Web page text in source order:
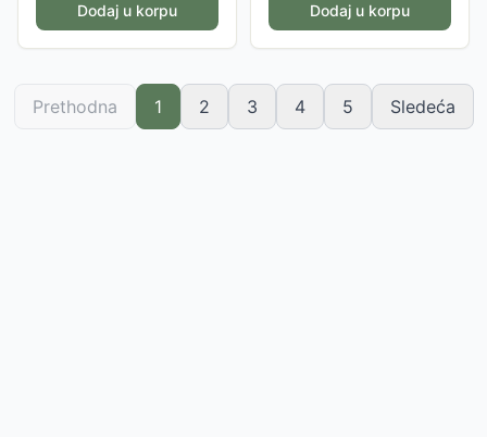
Dodaj u korpu Dodaj u korpu
Prethodna 1 2 3 4 5 Sledeća